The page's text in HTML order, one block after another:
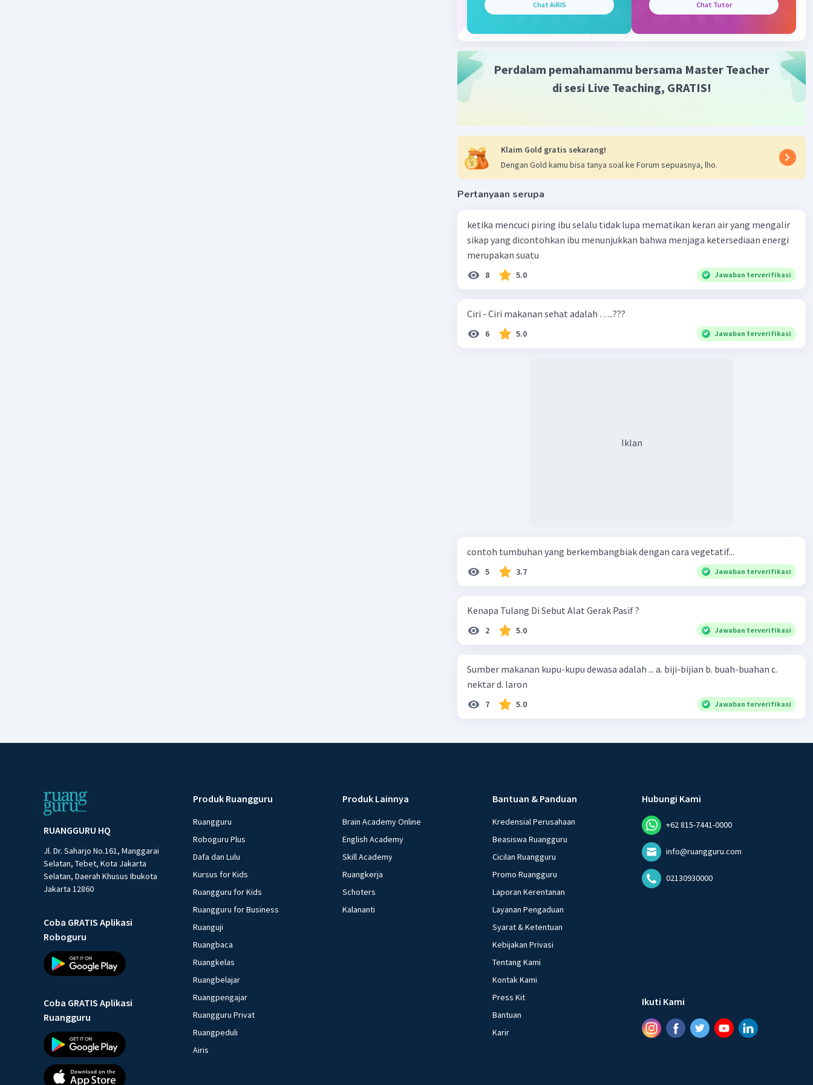
Iklan
Jawaban terverifikasi
Piramida makananadalah suatu gambaran yang menjelaskan
ekosistem.
Beri Rating· 0.0(0) Balas
Chat AiRIS Chat Tutor
Perdalam pemahamanmu bersama Master Teacher
di sesi Live Teaching, GRATIS!
Klaim Gold gratis sekarang!
Dengan Gold kamu bisa tanya soal ke Forum sepuasnya, lho.
Pertanyaan serupa
ketika mencuci piring ibu selalu tidak lupa mematikan keran air yang mengalir
sikap yang dicontohkan ibu menunjukkan bahwa menjaga ketersediaan energi
merupakan suatu
8 5.0 Jawaban terverifikasi
Ciri - Ciri makanan sehat adalah …..???
6 5.0 Jawaban terverifikasi
Iklan
contoh tumbuhan yang berkembangbiak dengan cara vegetatif...
5 3.7 Jawaban terverifikasi
Kenapa Tulang Di Sebut Alat Gerak Pasif ?
2 5.0 Jawaban terverifikasi
Sumber makanan kupu-kupu dewasa adalah ... a. biji-bijian b. buah-buahan c.
nektar d. laron
7 5.0 Jawaban terverifikasi
RUANGGURU HQ
Jl. Dr. Saharjo No.161, Manggarai
Selatan, Tebet, Kota Jakarta
Selatan, Daerah Khusus Ibukota
Jakarta 12860
Coba GRATIS Aplikasi
Roboguru
Coba GRATIS Aplikasi
Ruangguru
Produk Ruangguru
Ruangguru
Roboguru Plus
Dafa dan Lulu
Kursus for Kids
Ruangguru for Kids
Ruangguru for Business
Ruanguji
Ruangbaca
Ruangkelas
Ruangbelajar
Ruangpengajar
Ruangguru Privat
Ruangpeduli
Airis
Produk Lainnya
Brain Academy Online
English Academy
Skill Academy
Ruangkerja
Schoters
Kalananti
Bantuan & Panduan
Kredensial Perusahaan
Beasiswa Ruangguru
Cicilan Ruangguru
Promo Ruangguru
Laporan Kerentanan
Layanan Pengaduan
Syarat & Ketentuan
Kebijakan Privasi
Tentang Kami
Kontak Kami
Press Kit
Bantuan
Karir
Hubungi Kami
+62 815-7441-0000
info@ruangguru.com
02130930000
Ikuti Kami